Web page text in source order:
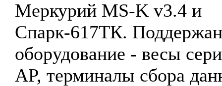
Меркурий MS-K v3.4 и
Спарк-617ТК.
оборудование - весы
AP, терминалы сбора